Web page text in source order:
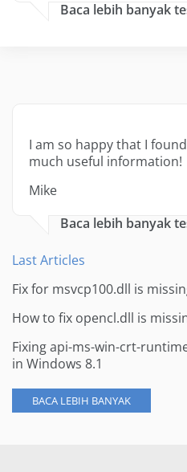
Baca lebih banyak
I am so happy that I
much useful information!
Mike
Baca lebih banyak
Last Articles
Fix for msvcp100.dll is
How to fix opencl.dll is
Fixing api-ms-win-crt-
in Windows 8.1
BACA LEBIH BANYAK